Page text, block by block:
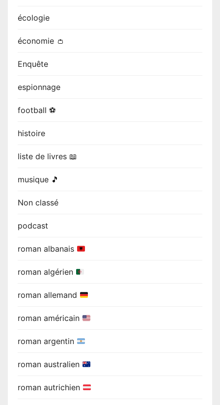
écologie
économie 👛
Enquête
espionnage
football ⚽
histoire
liste de livres 📖
musique 🎵
Non classé
podcast
roman albanais
roman algérien
roman allemand
roman américain
roman argentin
roman australien
roman autrichien